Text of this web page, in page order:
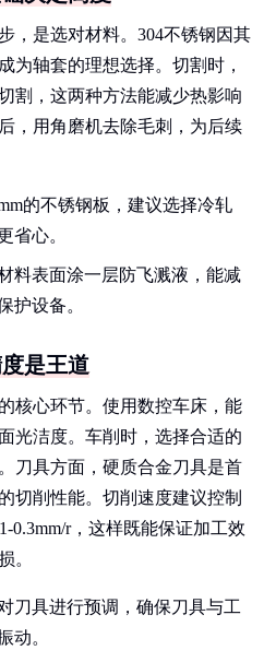
，是选对材料。304不锈钢因其
为轴套的理想选择。切割时，
割，这两种方法能减少热影响
，用角磨机去除毛刺，为后续
的不锈钢板，建议选择冷轧
省心。
料表面涂一层防飞溅液，能减
护设备。
是王道
核心环节。使用数控车床，能
光洁度。车削时，选择合适的
刀具方面，硬质合金刀具是首
切削性能。切削速度建议控制
0.3mm/r，这样既能保证加工效
。
刀具进行预调，确保刀具与工
动。